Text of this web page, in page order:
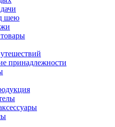
шею
принадлежности